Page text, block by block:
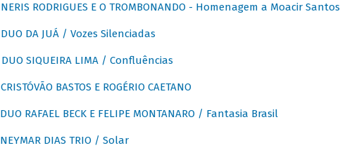
NERIS RODRIGUES E O TROMBONANDO - Homenagem a Moacir Santos
DUO DA JUÁ / Vozes Silenciadas
DUO SIQUEIRA LIMA / Confluências
CRISTÓVÃO BASTOS E ROGÉRIO CAETANO
DUO RAFAEL BECK E FELIPE MONTANARO / Fantasia Brasil
NEYMAR DIAS TRIO / Solar